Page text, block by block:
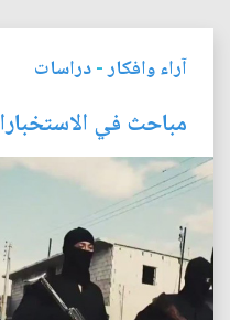
آراء وافكار-دراسات
مباحث في